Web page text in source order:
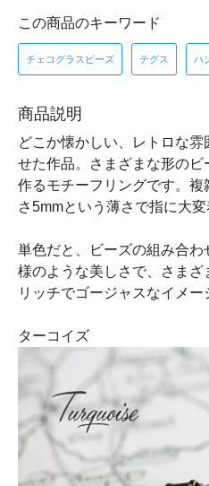
この商品のキーワード
チェコグラスビーズ テグス ハ
商品説明
どこか懐かしい、レトロな
せた作品。さまざまな形の
作るモチーフリングです。
さ5mmという薄さで指に大変
単色だと、ビーズの組み合
様のような美しさで、さま
リッチでゴージャスなイメー
ターコイズ